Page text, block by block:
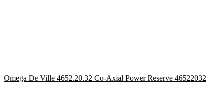
Omega De Ville 4652.20.32 Co-Axial Power Reserve 46522032